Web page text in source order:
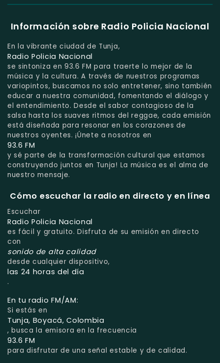
Información sobre Radio Policia Nacional
En la vibrante ciudad de Tunja,
Radio Policia Nacional
se sintoniza en 93.6 FM para traerte lo mejor de la
música y la cultura. A través de nuestros programas
variopintos, buscamos no solo entretener, sino también
educar a nuestra comunidad, fomentando el diálogo y
el entendimiento. Desde el sabor contagioso de la
salsa hasta los suaves ritmos del reggae, cada emisión
está diseñada para resonar en los corazones de
nuestros oyentes. ¡Únete a nosotros en
93.6 FM
y sé parte de la transformación cultural que estamos
construyendo juntos en Tunja! La música es el alma de
nuestro mensaje.
Cómo escuchar la radio en directo y en línea
Escuchar
Radio Policia Nacional
es fácil y gratuito. Disfruta de su emisión en directo
con
sonido de alta calidad
desde cualquier dispositivo,
las 24 horas del día
.
En tu radio FM/AM:
Si estás en
Tunja, Boyacá, Colombia
, busca la emisora en la frecuencia
93.6 FM
para disfrutar de una señal estable y de calidad.